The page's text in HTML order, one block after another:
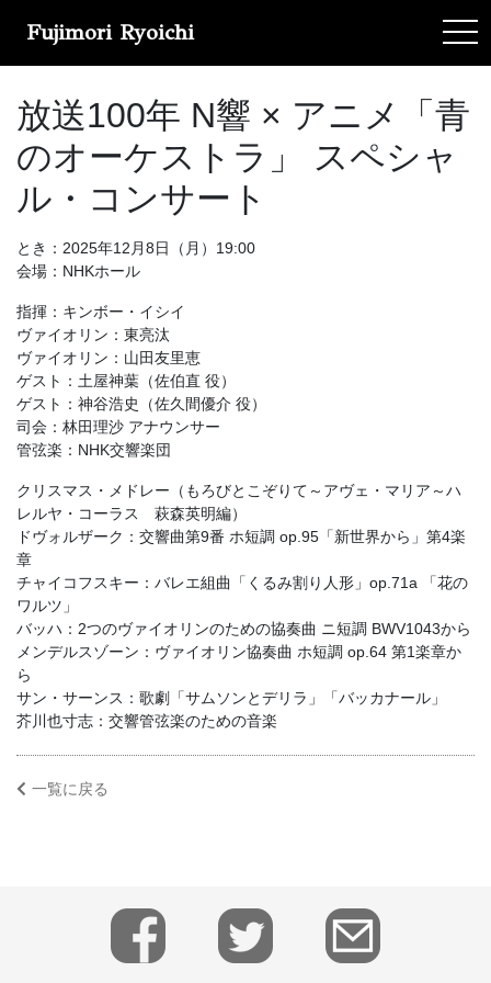
Fujimori Ryoichi
放送100年 N響 × アニメ「青
のオーケストラ」 スペシャ
ル・コンサート
とき：2025年12月8日（月）19:00
会場：NHKホール
指揮：キンボー・イシイ
ヴァイオリン：東亮汰
ヴァイオリン：山田友里恵
ゲスト：土屋神葉（佐伯直 役）
ゲスト：神谷浩史（佐久間優介 役）
司会：林田理沙 アナウンサー
管弦楽：NHK交響楽団
クリスマス・メドレー（もろびとこぞりて～アヴェ・マリア～ハ
レルヤ・コーラス 萩森英明編）
ドヴォルザーク：交響曲第9番 ホ短調 op.95「新世界から」第4楽
章
チャイコフスキー：バレエ組曲「くるみ割り人形」op.71a 「花の
ワルツ」
バッハ：2つのヴァイオリンのための協奏曲 ニ短調 BWV1043から
メンデルスゾーン：ヴァイオリン協奏曲 ホ短調 op.64 第1楽章か
ら
サン・サーンス：歌劇「サムソンとデリラ」「バッカナール」
芥川也寸志：交響管弦楽のための音楽
一覧に戻る